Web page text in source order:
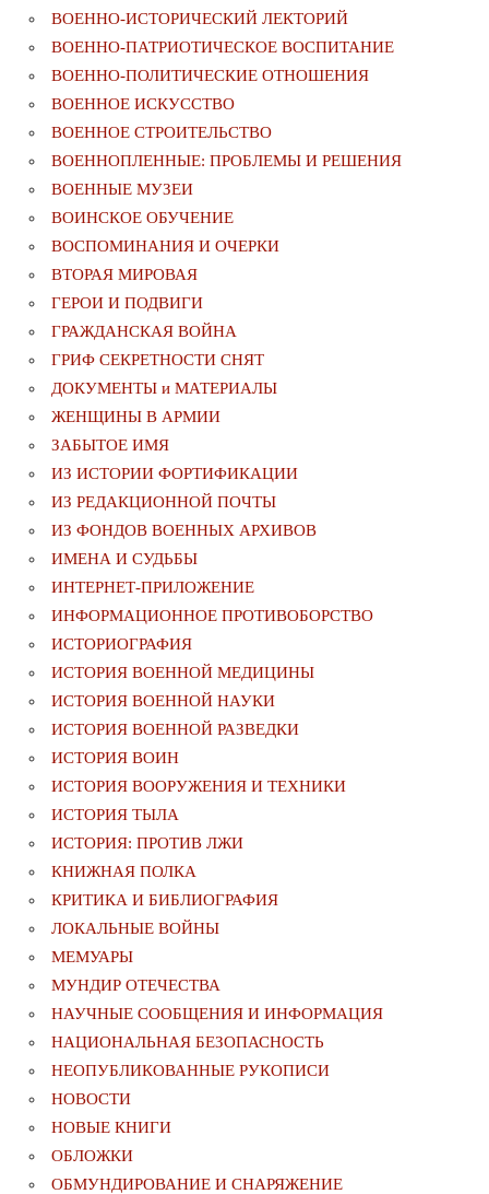
ВОЕННО-ИСТОРИЧЕСКИЙ ЛЕКТОРИЙ
ВОЕННО-ПАТРИОТИЧЕСКОЕ ВОСПИТАНИЕ
ВОЕННО-ПОЛИТИЧЕСКИE ОТНОШЕНИЯ
ВОЕННОЕ ИСКУССТВО
ВОЕННОЕ СТРОИТЕЛЬСТВО
ВОЕННОПЛЕННЫЕ: ПРОБЛЕМЫ И РЕШЕНИЯ
ВОЕННЫЕ МУЗЕИ
ВОИНСКОЕ ОБУЧЕНИЕ
ВОСПОМИНАНИЯ И ОЧЕРКИ
ВТОРАЯ МИРОВАЯ
ГЕРОИ И ПОДВИГИ
ГРАЖДАНСКАЯ ВОЙНА
ГРИФ СЕКРЕТНОСТИ СНЯТ
ДОКУМЕНТЫ и МАТЕРИАЛЫ
ЖЕНЩИНЫ В АРМИИ
ЗАБЫТОЕ ИМЯ
ИЗ ИСТОРИИ ФОРТИФИКАЦИИ
ИЗ РЕДАКЦИОННОЙ ПОЧТЫ
ИЗ ФОНДОВ ВОЕННЫХ АРХИВОВ
ИМЕНА И СУДЬБЫ
ИНТЕРНЕТ-ПРИЛОЖЕНИЕ
ИНФОРМАЦИОННОЕ ПРОТИВОБОРСТВО
ИСТОРИОГРАФИЯ
ИСТОРИЯ ВОЕННОЙ МЕДИЦИНЫ
ИСТОРИЯ ВОЕННОЙ НАУКИ
ИСТОРИЯ ВОЕННОЙ РАЗВЕДКИ
ИСТОРИЯ ВОИН
ИСТОРИЯ ВООРУЖЕНИЯ И ТЕХНИКИ
ИСТОРИЯ ТЫЛА
ИСТОРИЯ: ПРОТИВ ЛЖИ
КНИЖНАЯ ПОЛКА
КРИТИКА И БИБЛИОГРАФИЯ
ЛОКАЛЬНЫЕ ВОЙНЫ
МЕМУАРЫ
МУНДИР ОТЕЧЕСТВА
НАУЧНЫЕ СООБЩЕНИЯ И ИНФОРМАЦИЯ
НАЦИОНАЛЬНАЯ БЕЗОПАСНОСТЬ
НЕОПУБЛИКОВАННЫЕ РУКОПИСИ
НОВОСТИ
НОВЫЕ КНИГИ
ОБЛОЖКИ
ОБМУНДИРОВАНИЕ И СНАРЯЖЕНИЕ